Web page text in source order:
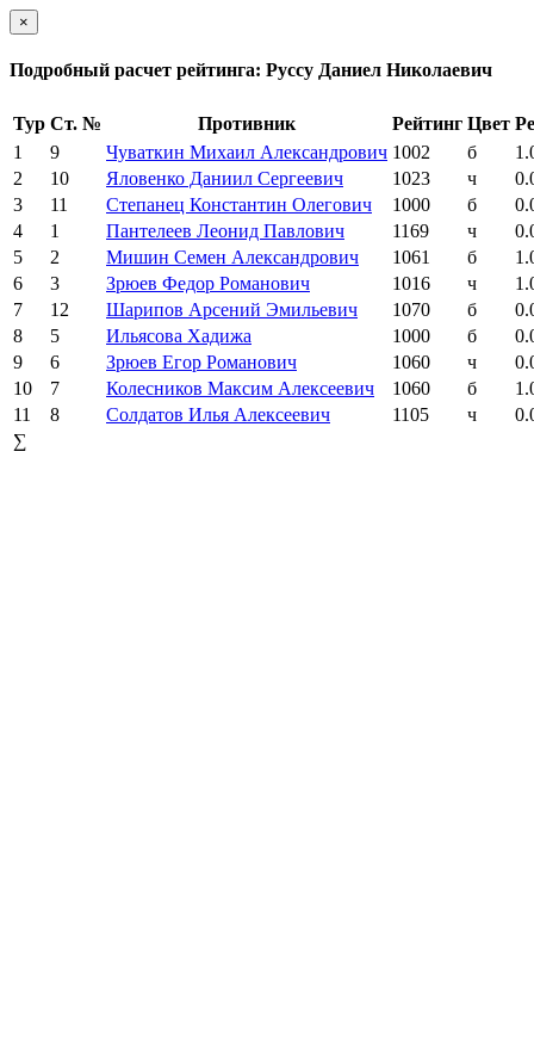
×
Подробный расчет рейтинга: Руссу Даниел Николаевич
Тур Ст. № Противник Рейтинг Цвет
1
9 Чуваткин Михаил Александрович 1002 б
2
10 Яловенко Даниил Сергеевич 1023 ч
3
11 Степанец Константин Олегович 1000 б
4
1 Пантелеев Леонид Павлович 1169 ч
5
2 Мишин Семен Александрович 1061 б
6
3 Зрюев Федор Романович 1016 ч
7
12 Шарипов Арсений Эмильевич 1070 б
8
5 Ильясова Хадижа 1000 б
9
6 Зрюев Егор Романович 1060 ч
10
7 Колесников Максим Алексеевич 1060 б
11
8 Солдатов Илья Алексеевич 1105 ч
∑